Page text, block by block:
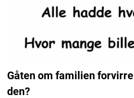
Gåten om familien
den?